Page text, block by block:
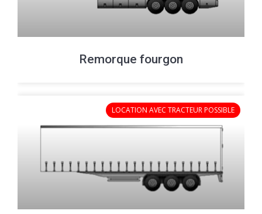
Remorque fourgon